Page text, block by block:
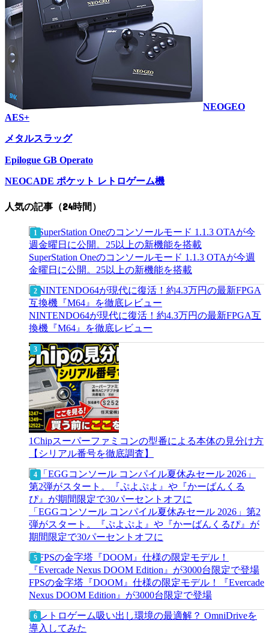
NEOGEO
AES+
メタルスラッグ
Epilogue GB Operato
NEOCADE ポケット レトロゲーム機
人気の記事（24時間）
SuperStation Oneのコンソールモード 1.1.3 OTAが今週
金曜日に公開。25以上の新機能を搭載
NINTENDO64が現代に復活！約4.3万円の最新FPGA互
換機『M64』を徹底レビュー
1Chipスーパーファミコンの型番による本体の見分け方
【シリアル番号を徹底調査】
「EGGコンソール コンパイル夏休みセール 2026」第2
弾がスタート。『ぷよぷよ』や『かーばんくるぴ』が
期間限定で30パーセントオフに
FPSの金字塔『DOOM』仕様の限定モデル！『Evercade
Nexus DOOM Edition』が3000台限定で登場